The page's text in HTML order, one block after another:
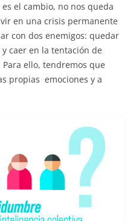
el cambio, no nos queda
en una crisis permanente
con dos enemigos: quedar
caer en la tentación de
ello, tendremos que
propias emociones y a